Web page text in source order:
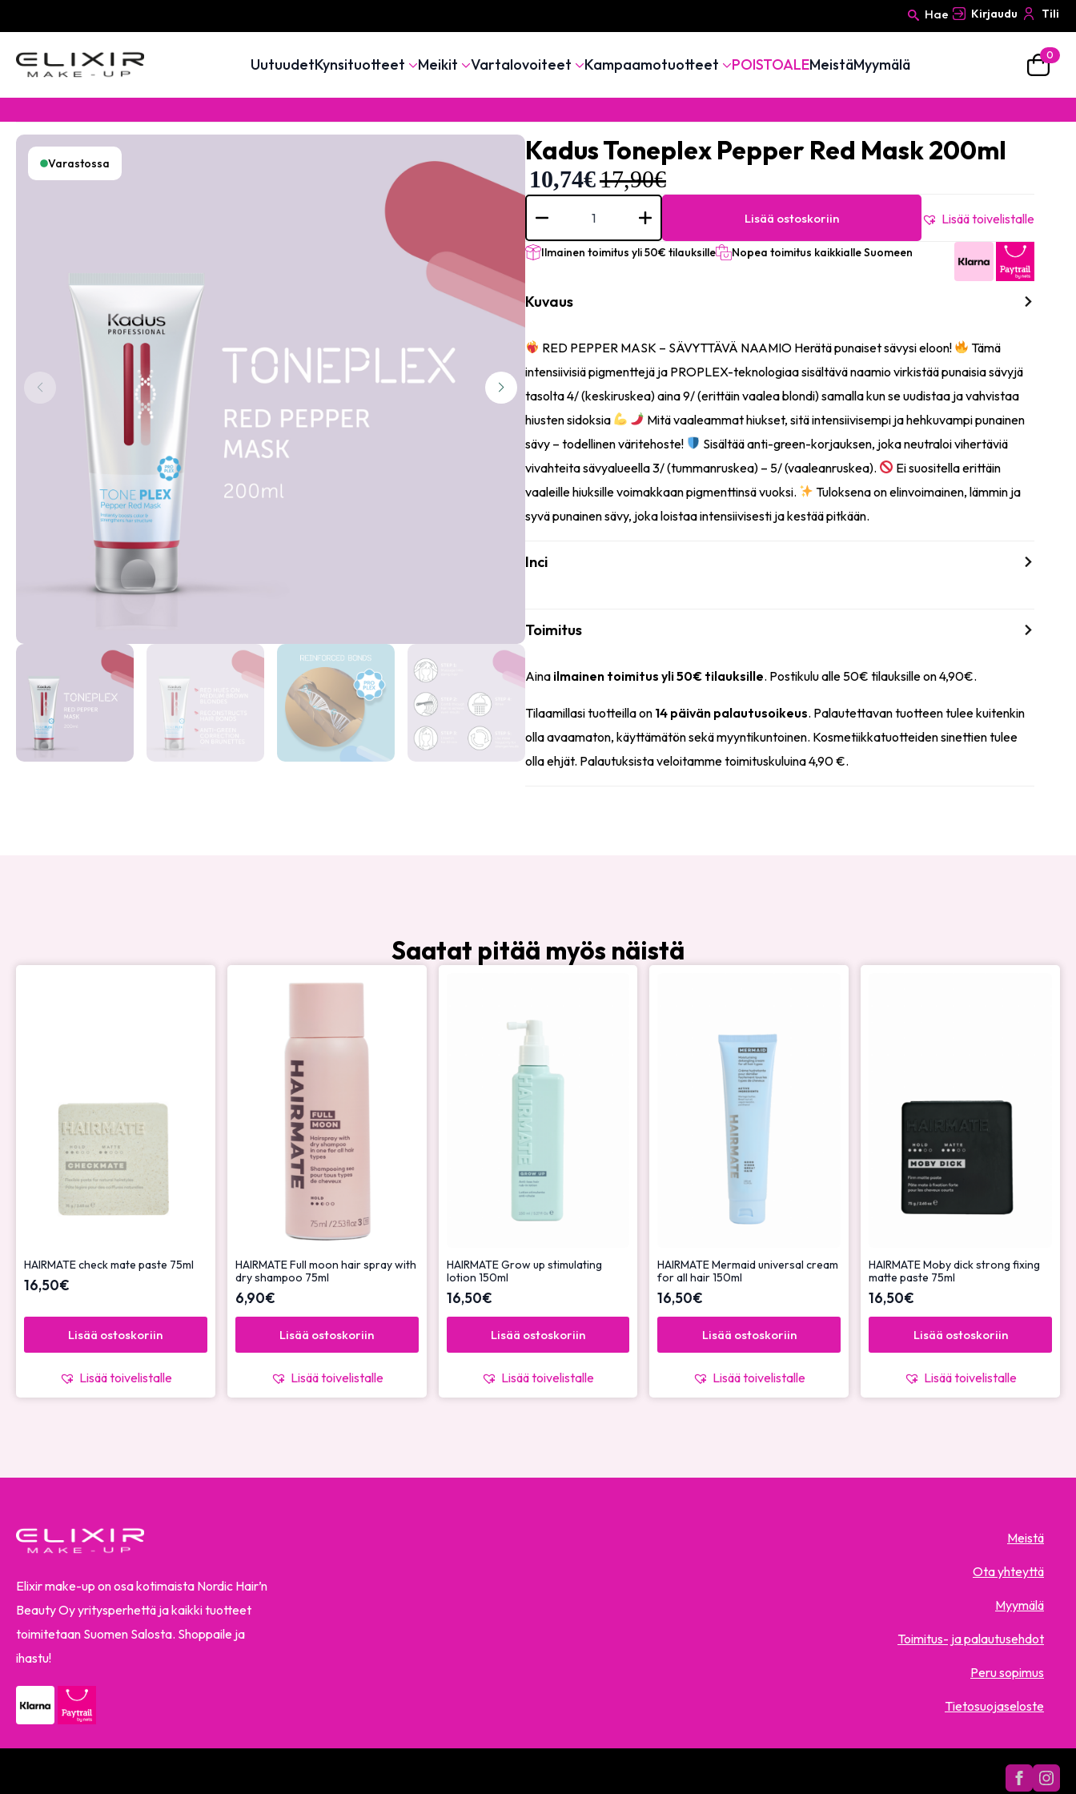
Search
Hae Kirjaudu Tili
UutuudetKynsituotteet Meikit Vartalovoiteet Kampaamotuotteet POISTOALEMeistäMyymälä
0
Varastossa Kadus Toneplex Pepper Red Mask 200ml
17,90€
10,74€
Kadus
Toneplex
Red
Mask
200ml
Lisää ostoskoriin Lisää toivelistalle
Ilmainen toimitus yli 50€ tilauksille Nopea toimitus kaikkialle Suomeen
Kuvaus
RED PEPPER MASK – SÄVYTTÄVÄ NAAMIO Herätä punaiset sävysi eloon!
Tämä
intensiivisiä pigmenttejä ja PROPLEX-teknologiaa sisältävä naamio virkistää punaisia sävyjä
tasolta 4/ (keskiruskea) aina 9/ (erittäin vaalea blondi) samalla kun se uudistaa ja vahvistaa
hiusten sidoksia
Mitä vaaleammat hiukset, sitä intensiivisempi ja hehkuvampi punainen
sävy – todellinen väritehoste!
Sisältää anti-green-korjauksen, joka neutraloi vihertäviä
vivahteita sävyalueella 3/ (tummanruskea) – 5/ (vaaleanruskea).
Ei suositella erittäin
vaaleille hiuksille voimakkaan pigmenttinsä vuoksi.
Tuloksena on elinvoimainen, lämmin ja
syvä punainen sävy, joka loistaa intensiivisesti ja kestää pitkään.
Inci
Toimitus
Aina ilmainen toimitus yli 50€ tilauksille. Postikulu alle 50€ tilauksille on 4,90€.
Tilaamillasi tuotteilla on 14 päivän palautusoikeus. Palautettavan tuotteen tulee kuitenkin
olla avaamaton, käyttämätön sekä myyntikuntoinen. Kosmetiikkatuotteiden sinettien tulee
olla ehjät. Palautuksista veloitamme toimituskuluina 4,90 €.
Saatat pitää myös näistä
HAIRMATE check mate paste 75ml
16,50€
Lisää ostoskoriin
Lisää toivelistalle
HAIRMATE Full moon hair spray with
dry shampoo 75ml
6,90€
Lisää ostoskoriin
Lisää toivelistalle
HAIRMATE Grow up stimulating
lotion 150ml
16,50€
Lisää ostoskoriin
Lisää toivelistalle
HAIRMATE Mermaid universal cream
for all hair 150ml
16,50€
Lisää ostoskoriin
Lisää toivelistalle
HAIRMATE Moby dick strong fixing
matte paste 75ml
16,50€
Lisää ostoskoriin
Lisää toivelistalle
Elixir make-up on osa kotimaista Nordic Hair’n
Beauty Oy yritysperhettä ja kaikki tuotteet
toimitetaan Suomen Salosta. Shoppaile ja
ihastu!
Meistä
Ota yhteyttä
Myymälä
Toimitus- ja palautusehdot
Peru sopimus
Tietosuojaseloste